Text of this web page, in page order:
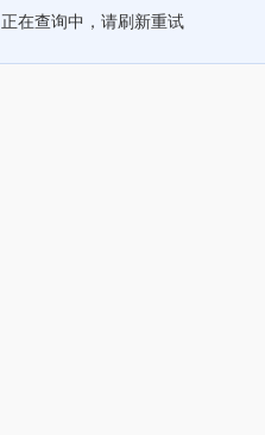
正在查询中，请刷新重试